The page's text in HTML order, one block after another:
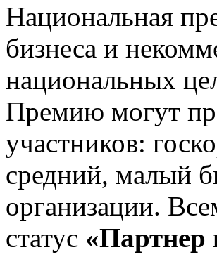
Национальная
бизнеса и
национальных
Премию могут
участников:
средний, малый
организации.
статус «Партнер